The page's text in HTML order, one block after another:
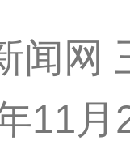
闻网
11月